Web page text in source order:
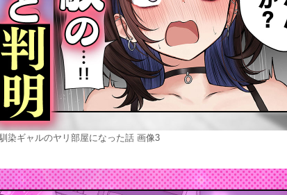
染ギャルのヤリ部屋になった話 画像3